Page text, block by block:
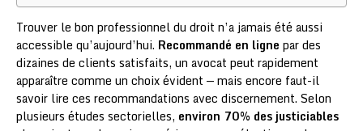
Trouver le bon professionnel du droit n’a jamais été aussi
accessible qu’aujourd’hui. Recommandé en ligne par des
dizaines de clients satisfaits, un avocat peut rapidement
apparaître comme un choix évident — mais encore faut-il
savoir lire ces recommandations avec discernement. Selon
plusieurs études sectorielles, environ 70% des justiciables